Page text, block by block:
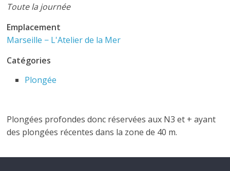
Toute la journée
Emplacement
Marseille − L'Atelier de la Mer
Catégories
Plongée
Plongées profondes donc réservées aux N3 et + ayant
des plongées récentes dans la zone de 40 m.